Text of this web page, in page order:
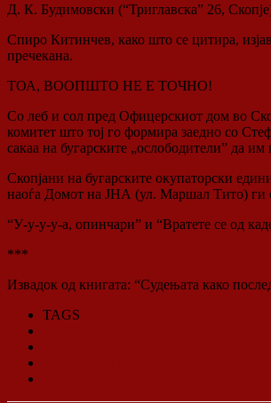
Д. К. Будимовски (“Триглавска” 26,
Спиро Китинчев, како што се цитира,
пречекана.
ТОА, ВООПШТО НЕ Е ТОЧНО!
Со леб и сол пред Офицерскиот дом во
комитет што тој гo формира заедно со
сакаа на бугарските „ослободители” да им
Скопјани на бугарските окупаторски
наоѓа Домот на ЈНА (ул. Маршал Тито) ги
“У-у-у-у-а, опинчари” и “Вратете се од
***
Извадок од книгата: “Судењата како
TAGS